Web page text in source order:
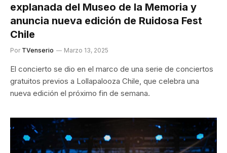
explanada del Museo de la Memoria y
anuncia nueva edición de Ruidosa Fest
Chile
Por TVenserio Marzo 13, 2025
El concierto se dio en el marco de una serie de conciertos
gratuitos previos a Lollapalooza Chile, que celebra una
nueva edición el próximo fin de semana.